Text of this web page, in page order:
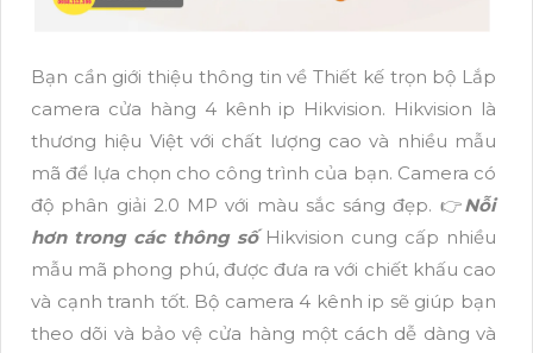
Bạn cần giới thiệu thông tin về Thiết kế trọn bộ Lắp
camera cửa hàng 4 kênh ip Hikvision. Hikvision là
thương hiệu Việt với chất lượng cao và nhiều mẫu
mã để lựa chọn cho công trình của bạn. Camera có
độ phân giải 2.0 MP với màu sắc sáng đẹp. 👉Nỗi
hơn trong các thông sốHikvision cung cấp nhiều
mẫu mã phong phú, được đưa ra với chiết khấu cao
và cạnh tranh tốt. Bộ camera 4 kênh ip sẽ giúp bạn
theo dõi và bảo vệ cửa hàng một cách dễ dàng và